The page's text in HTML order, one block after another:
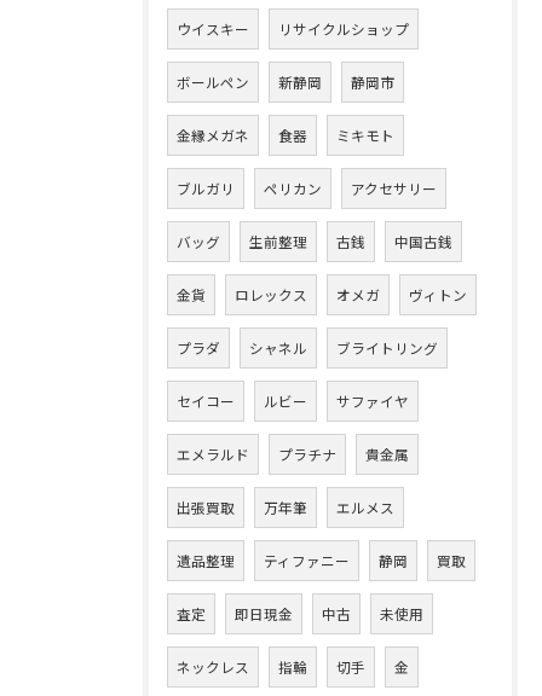
ウイスキー リサイクルショップ
ボールペン 新静岡 静岡市
金縁メガネ 食器 ミキモト
ブルガリ ペリカン アクセサリー
バッグ 生前整理 古銭 中国古銭
金貨 ロレックス オメガ ヴィトン
プラダ シャネル ブライトリング
セイコー ルビー サファイヤ
エメラルド プラチナ 貴金属
出張買取 万年筆 エルメス
遺品整理 ティファニー 静岡 買取
査定 即日現金 中古 未使用
ネックレス 指輪 切手 金